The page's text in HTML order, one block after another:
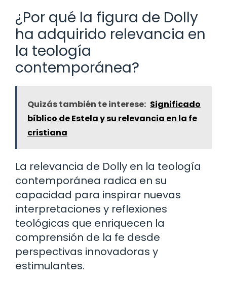
¿Por qué la figura de Dolly
ha adquirido relevancia en
la teología
contemporánea?
Quizás también te interese: Significado
bíblico de Estela y su relevancia en la fe
cristiana
La relevancia de Dolly en la teología
contemporánea radica en su
capacidad para inspirar nuevas
interpretaciones y reflexiones
teológicas que enriquecen la
comprensión de la fe desde
perspectivas innovadoras y
estimulantes.